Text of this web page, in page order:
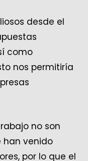
desde el
como
nos permitiría
no son
han venido
por lo que el